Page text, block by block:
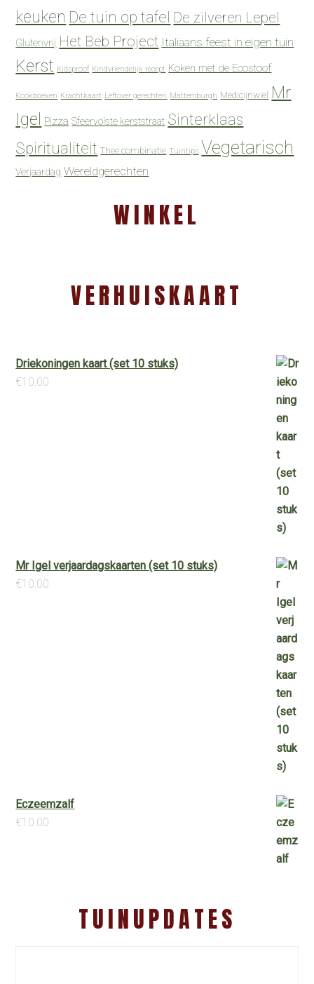
keuken De tuin op tafel De zilveren Lepel
Glutenvrij Het Beb Project Italiaans feest in eigen tuin
Kerst Kidsproof Kindvriendelijk recept Koken met de Ecostoof
Kookboeken Krachtkaart Leftover gerechten Mattemburgh Medicijnwiel Mr
Igel
Pizza Sfeervolste kerststraat Sinterklaas
Spiritualiteit Thee combinatie Tuintips Vegetarisch
Verjaardag Wereldgerechten
WINKEL
VERHUISKAART
Driekoningen kaart (set 10 stuks)
€10.00
Mr Igel verjaardagskaarten (set 10 stuks)
€10.00
Eczeemzalf
€10.00
TUINUPDATES